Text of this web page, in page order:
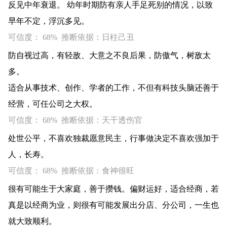
反见中年衰退。 幼年时期防有亲人手足死别的情况，以致
早年不定，浮沉多见。
可信度： 68% 推断依据：日柱己丑
防自视过高，有轻敌、大意之不良后果，防傲气，树敌太
多。
适合从事技术、创作、学者的工作，不但有科技头脑还善于
经营，可任公司之大权。
可信度： 68% 推断依据：天干透伤官
处世公平，不喜欢独裁愿意民主，行事做决定不喜欢强加于
人，长寿。
可信度： 68% 推断依据：食神很旺
很有可能生于大家庭，善于攒钱。偏财运好，适合经商，若
真是以经商为业，则很有可能发展出分店、分公司，一生也
就大致顺利。